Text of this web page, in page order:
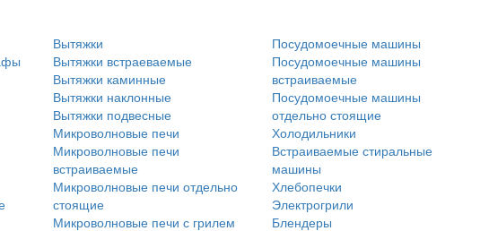
Вытяжки
Вытяжки встраеваемые
Вытяжки каминные
Вытяжки наклонные
Вытяжки подвесные
Микроволновые печи
Микроволновые печи
встраиваемые
Микроволновые печи отдельно
стоящие
Микроволновые печи с грилем
Посудомоечные машины
Посудомоечные машины
встраиваемые
Посудомоечные машины
отдельно стоящие
Холодильники
Встраиваемые стиральные
машины
Хлебопечки
Электрогрили
Блендеры